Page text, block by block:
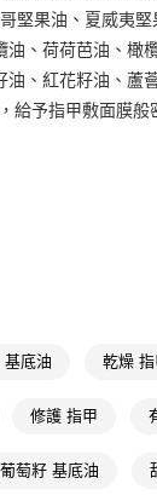
】
商品之後才付款」的
務後，再付款。
流程】
收到繳費通知簡訊。
式進行付款，方視為
含以上)免運費
堅果油、夏威夷
油、荷荷芭油、橄
油、紅花籽油、蘆
給予指甲敷面膜般
基底油 乾燥 指
修護 指甲
葡萄籽 基底油